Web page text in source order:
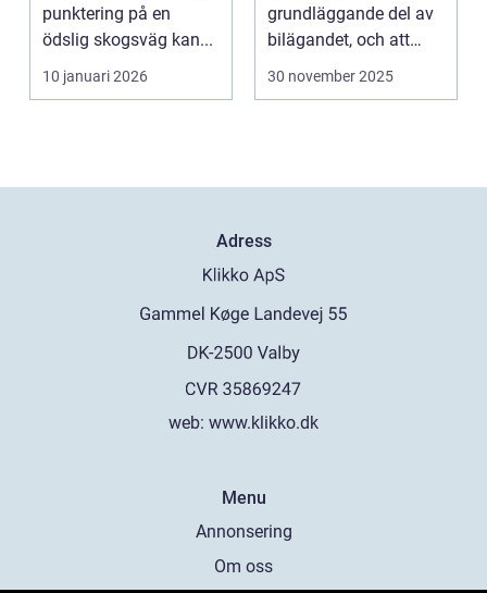
punktering på en
ödslig skogsväg kan...
10 januari 2026
grundläggande del av
bilägandet, och att
g&oum...
30 november 2025
Adress
web: www.klikko.dk
Menu
Annonsering
Om oss